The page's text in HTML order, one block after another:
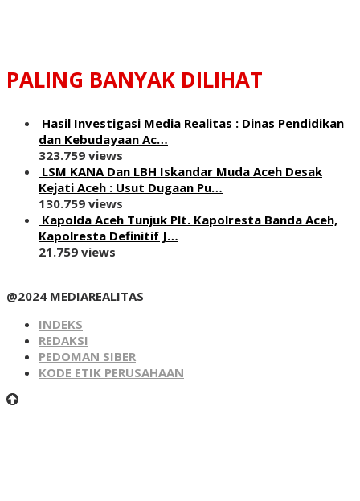
PALING BANYAK DILIHAT
Hasil Investigasi Media Realitas : ‎Dinas Pendidikan
dan Kebudayaan Ac…
323.759 views
LSM KANA Dan LBH Iskandar Muda Aceh Desak
Kejati Aceh : Usut Dugaan Pu…
130.759 views
Kapolda Aceh Tunjuk Plt. Kapolresta Banda Aceh,
Kapolresta Definitif J…
21.759 views
@2024 MEDIAREALITAS
INDEKS
REDAKSI
PEDOMAN SIBER
KODE ETIK PERUSAHAAN